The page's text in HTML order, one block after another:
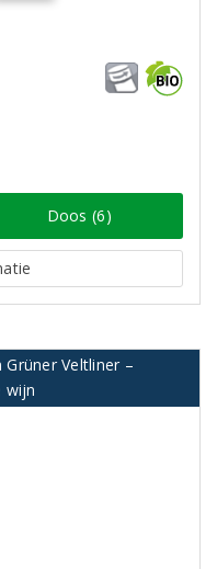
Doos (6)
Veltliner –
wijn